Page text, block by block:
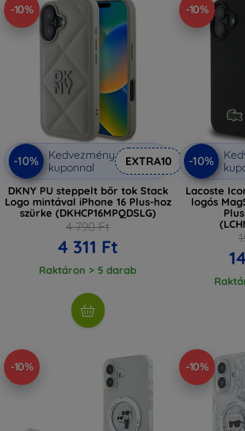
-10%
-10%
Kedvezmény
kuponnal
EXTRA10
DKNY PU steppelt bőr tok Stack
Logo mintával iPhone 16 Plus-hoz
szürke (DKHCP16MPQDSLG)
4 790 Ft
4 311 Ft
Raktáron > 5 darab
-10%
-10%
Lacoste
logós
-10% -10%